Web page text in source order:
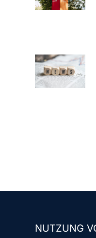
NUTZUNG